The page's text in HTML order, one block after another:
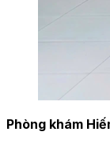
Phòng khám